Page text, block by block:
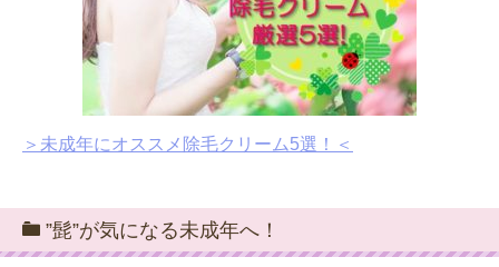
＞未成年にオススメ除毛クリーム5選！＜
”髭”が気になる未成年へ！